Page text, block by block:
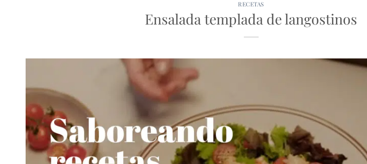
RECETAS
Ensalada templada de langostinos